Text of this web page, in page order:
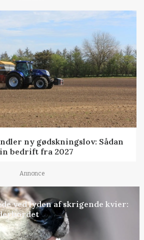
ny gødskningslov: Sådan
bedrift fra 2027
Annonce
ved lyden af skrigende kvier:
Annonce